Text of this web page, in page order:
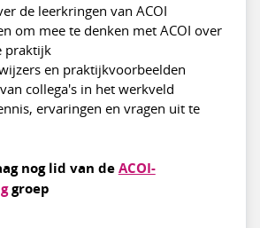
de leerkringen van ACOI
om mee te denken met ACOI over
praktijk
en praktijkvoorbeelden
collega's in het werkveld
ervaringen en vragen uit te
nog lid van deACOI-
groep